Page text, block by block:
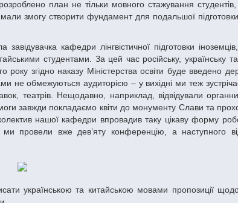
план не тільки мовного стажування
змогу створити фундамент для подальшої підготовки
студентами. За цей час російську, українську
згідно наказу Міністерства освіти буде введено
не обмежуються аудиторією – у вихідні ми теж
театрів. Нещодавно, наприклад, відвідували
завжди покладаємо квіти до монументу Слави та
нашої кафедри впровадив таку цікаву форму
ми провели вже дев’яту конференцію, а наступного